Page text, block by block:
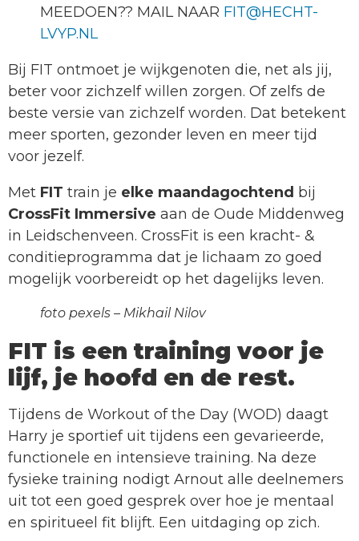
MEEDOEN?? MAIL NAAR FIT@HECHT-
LVYP.NL
Bij FIT ontmoet je wijkgenoten die, net als jij,
beter voor zichzelf willen zorgen. Of zelfs de
beste versie van zichzelf worden. Dat betekent
meer sporten, gezonder leven en meer tijd
voor jezelf.
Met FIT train je elke maandagochtend bij
CrossFit Immersive aan de Oude Middenweg
in Leidschenveen. CrossFit is een kracht- &
conditieprogramma dat je lichaam zo goed
mogelijk voorbereidt op het dagelijks leven.
foto pexels – Mikhail Nilov
FIT is een training voor je
lijf, je hoofd en de rest.
Tijdens de Workout of the Day (WOD) daagt
Harry je sportief uit tijdens een gevarieerde,
functionele en intensieve training. Na deze
fysieke training nodigt Arnout alle deelnemers
uit tot een goed gesprek over hoe je mentaal
en spiritueel fit blijft. Een uitdaging op zich.